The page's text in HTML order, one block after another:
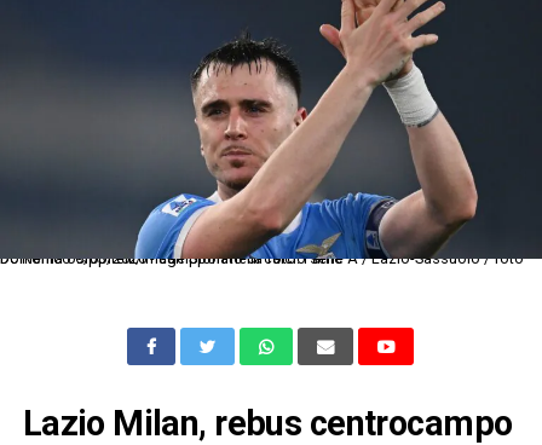
Dc Roma 09/03/2026 - campionato di calcio serie A / Lazio-Sassuolo / foto Domenico Cippitelli/Image Sport nella foto: Patric
Lazio Milan, rebus centrocampo